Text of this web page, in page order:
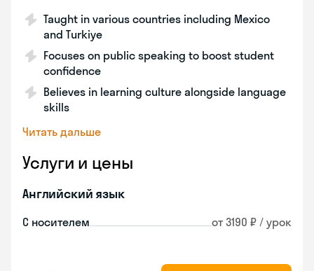
Taught in various countries including Mexico
and Turkiye
Focuses on public speaking to boost student
confidence
Believes in learning culture alongside language
skills
Читать дальше
Услуги и цены
Английский язык
С носителем от 3190 ₽ / урок